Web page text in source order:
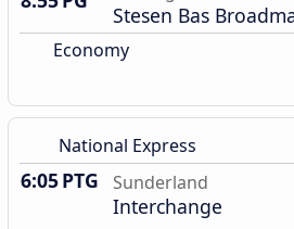
Stesen Bas
Economy
National Express
6:05 PTG Sunderland
Interchange